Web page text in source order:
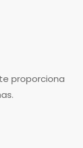
proporciona